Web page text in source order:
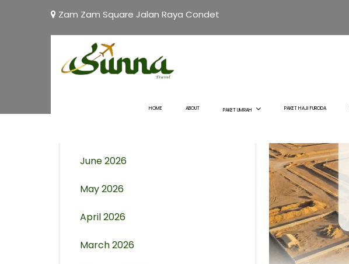
Zam Zam Square Jalan Raya Condet
HOME ABOUT PAKET UMRAH PAKET HAJI FURODA
Archives
June 2026
May 2026
April 2026
March 2026